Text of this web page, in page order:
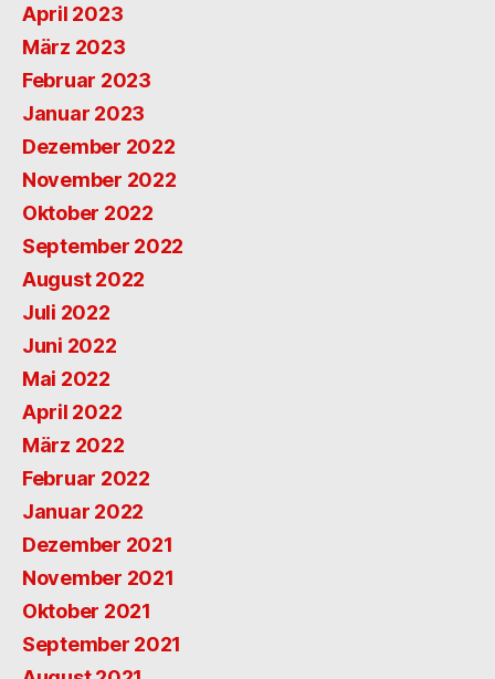
April 2023
März 2023
Februar 2023
Januar 2023
Dezember 2022
November 2022
Oktober 2022
September 2022
August 2022
Juli 2022
Juni 2022
Mai 2022
April 2022
März 2022
Februar 2022
Januar 2022
Dezember 2021
November 2021
Oktober 2021
September 2021